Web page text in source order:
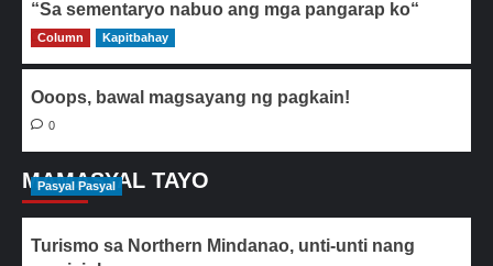
“Sa sementaryo nabuo ang mga pangarap ko“
0
Column Kapitbahay
Ooops, bawal magsayang ng pagkain!
0
MAMASYAL TAYO
Pasyal Pasyal
Turismo sa Northern Mindanao, unti-unti nang